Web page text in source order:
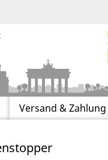
Versand & Zahlung